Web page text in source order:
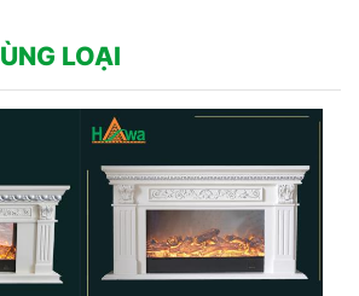
LOẠI